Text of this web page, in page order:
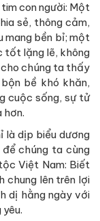
con người: Một
sẻ, thông cảm,
mang bền bỉ; một
tốt lặng lẽ, không
cho chúng ta thấy
bề khó khăn,
cuộc sống, sự tử
hơn.
là dịp biểu dương
chúng ta cùng
Việt Nam: Biết
chung lên trên lợi
dị hằng ngày với